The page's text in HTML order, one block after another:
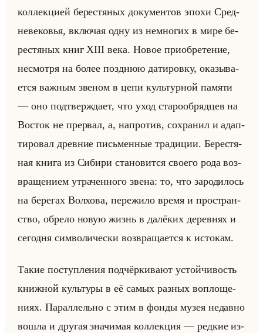
кол­лек­ци­ей бе­ре­стя­ных до­ку­мен­тов эпохи Сред­
не­ве­ко­вья, вклю­чая одну из немно­гих в мире бе­
ре­стя­ных книг XIII века. Новое при­об­ре­те­ние,
несмот­ря на более позд­нюю да­ти­ров­ку, ока­зы­ва­
ет­ся важ­ным зве­ном в цепи культур­ной па­мя­ти
— оно под­твер­жда­ет, что уход ста­ро­об­ряд­цев на
Во­сток не пре­рвал, а, на­про­тив, со­хра­нил и адап­
ти­ро­вал древ­ние письмен­ные тра­ди­ции. Бе­ре­стя­
ная книга из Си­би­ри ста­но­вит­ся сво­его рода воз­
вра­ще­ни­ем утра­чен­но­го звена: то, что за­ро­ди­лось
на бе­ре­гах Вол­хо­ва, пе­ре­жи­ло время и про­стран­
ство, об­ре­ло новую жизнь в да­лё­ких де­рев­нях и
се­год­ня сим­во­ли­че­ски воз­вра­ща­ет­ся к ис­то­кам.
Такие по­ступ­ле­ния под­чёр­ки­ва­ют устойчи­вость
книж­ной культу­ры в её самых раз­ных во­пло­ще­
ни­ях. Па­рал­лельно с этим в фонды музея недав­но
вошла и дру­гая зна­чи­мая кол­лек­ция — ред­кие из­